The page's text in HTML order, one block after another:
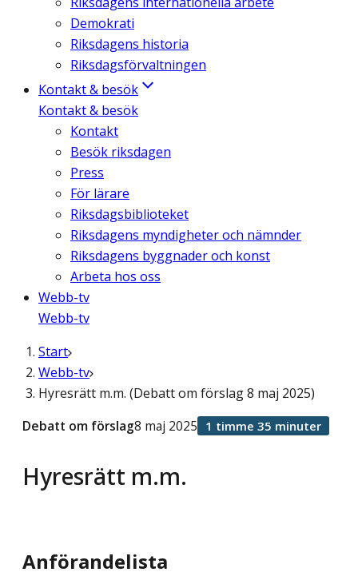
Demokrati
Riksdagens historia
Riksdagsförvaltningen
Kontakt & besök
Kontakt & besök
Kontakt
Besök riksdagen
Press
För lärare
Riksdagsbiblioteket
Riksdagens myndigheter och nämnder
Riksdagens byggnader och konst
Arbeta hos oss
Webb-tv
Webb-tv
Start
Webb-tv
Hyresrätt m.m. (Debatt om förslag 8 maj 2025)
Hyresrätt m.m.
Debatt om förslag8 maj 2025 1 timme 35 minuter
Anförandelista